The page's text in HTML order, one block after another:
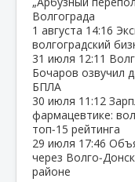
Волгограда
1 августа 14:16
волгоградский
31 июля 12:11
Бочаров озвучил
БПЛА
30 июля 11:12
фармацевтике:
топ‑15 рейтинга
29 июля 17:46
через
районе